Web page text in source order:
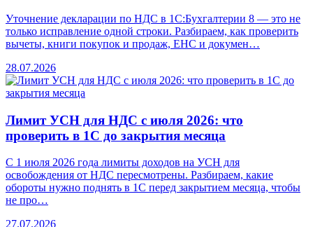
Уточнение декларации по НДС в 1С:Бухгалтерии 8 — это не
только исправление одной строки. Разбираем, как проверить
вычеты, книги покупок и продаж, ЕНС и докумен…
28.07.2026
Лимит УСН для НДС с июля 2026: что
проверить в 1С до закрытия месяца
С 1 июля 2026 года лимиты доходов на УСН для
освобождения от НДС пересмотрены. Разбираем, какие
обороты нужно поднять в 1С перед закрытием месяца, чтобы
не про…
27.07.2026